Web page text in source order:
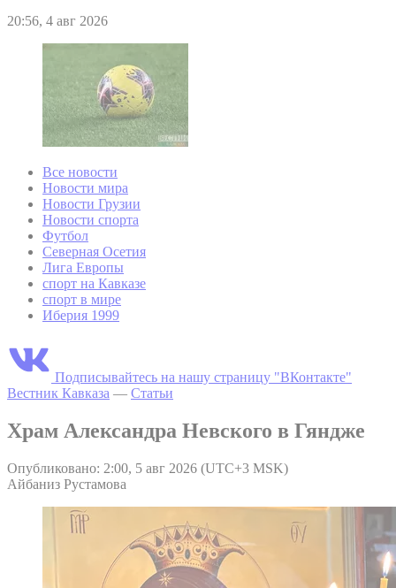
20:56, 4 авг 2026
Все новости
Новости мира
Новости Грузии
Новости спорта
Футбол
Северная Осетия
Лига Европы
спорт на Кавказе
спорт в мире
Иберия 1999
Подписывайтесь на нашу страницу "ВКонтакте"
Вестник Кавказа — Статьи
Храм Александра Невского в Гяндже
Опубликовано: 2:00, 5 авг 2026 (UTC+3 MSK)
Айбаниз Рустамова